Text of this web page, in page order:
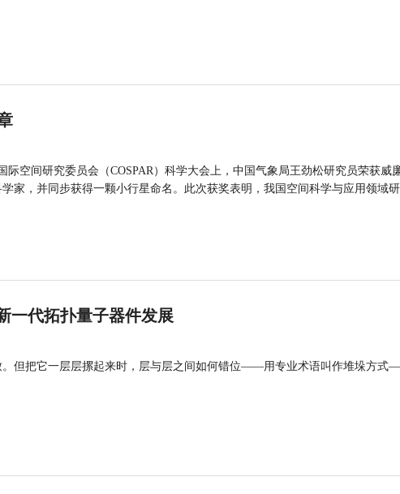
空间研究委员会（COSPAR）科学大会上，中国气象局王劲松研究员荣获威
家，并同步获得一颗小行星命名。此次获奖表明，我国空间科学与应用领域
一代拓扑量子器件发展
。但把它一层层摞起来时，层与层之间如何错位——用专业术语叫作堆垛方